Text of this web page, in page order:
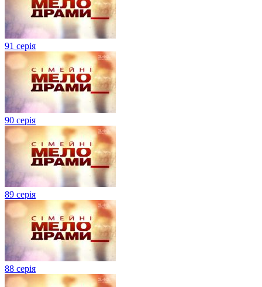
91 серія
90 серія
89 серія
88 серія